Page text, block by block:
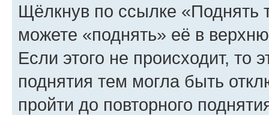
Щёлкнув по ссылке «Поднять
можете «поднять» её в
Если этого не происходит, то
поднятия тем могла быть
пройти до повторного